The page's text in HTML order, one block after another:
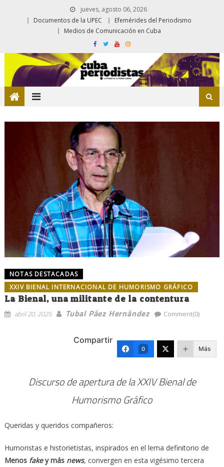
jueves, agosto 06, 2026
Documentos de la UPEC
Efemérides del Periodismo
Medios de Comunicación en Cuba
NOTAS DESTACADAS
XXIV BIENAL INTERNACIONAL DE HUMORISMO GRÁFICO
La Bienal, una militante de la contentura
abril 20, 2025 Tubal Páez Hernández Comment(0)
Compartir
0 Más
Discurso de apertura de la XXIV Bienal de
Humorismo Gráfico
Queridas y queridos compañeros:
Humoristas e historietistas, inspirados en el lema definitorio de
Menos fakey más news, convergen en esta vigésimo tercera